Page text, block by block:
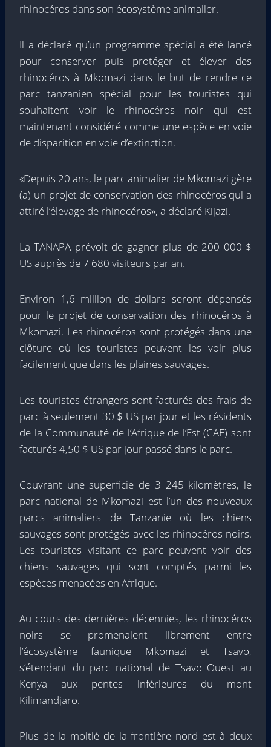
rhinocéros dans son écosystème animalier.
Il a déclaré qu’un programme spécial a été lancé
pour conserver puis protéger et élever des
rhinocéros à Mkomazi dans le but de rendre ce
parc tanzanien spécial pour les touristes qui
souhaitent voir le rhinocéros noir qui est
maintenant considéré comme une espèce en voie
de disparition en voie d’extinction.
«Depuis 20 ans, le parc animalier de Mkomazi gère
(a) un projet de conservation des rhinocéros qui a
attiré l’élevage de rhinocéros», a déclaré Kijazi.
La TANAPA prévoit de gagner plus de 200 000 $
US auprès de 7 680 visiteurs par an.
Environ 1,6 million de dollars seront dépensés
pour le projet de conservation des rhinocéros à
Mkomazi. Les rhinocéros sont protégés dans une
clôture où les touristes peuvent les voir plus
facilement que dans les plaines sauvages.
Les touristes étrangers sont facturés des frais de
parc à seulement 30 $ US par jour et les résidents
de la Communauté de l’Afrique de l’Est (CAE) sont
facturés 4,50 $ US par jour passé dans le parc.
Couvrant une superficie de 3 245 kilomètres, le
parc national de Mkomazi est l’un des nouveaux
parcs animaliers de Tanzanie où les chiens
sauvages sont protégés avec les rhinocéros noirs.
Les touristes visitant ce parc peuvent voir des
chiens sauvages qui sont comptés parmi les
espèces menacées en Afrique.
Au cours des dernières décennies, les rhinocéros
noirs se promenaient librement entre
l’écosystème faunique Mkomazi et Tsavo,
s’étendant du parc national de Tsavo Ouest au
Kenya aux pentes inférieures du mont
Kilimandjaro.
Plus de la moitié de la frontière nord est à deux